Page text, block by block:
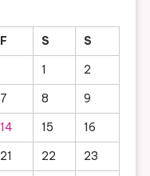
F S
S
1
2
7 8
9
14 15
16
21 22
23